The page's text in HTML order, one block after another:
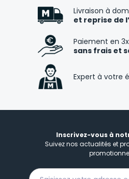
Livraison à
et reprise de
Paiement en
sans frais et
Expert à votre
Inscrivez-vous à
Suivez nos actualités et